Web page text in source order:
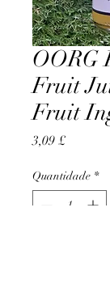
OORG
Fruit
Fruit
3,09 £Preço
Quantidade *